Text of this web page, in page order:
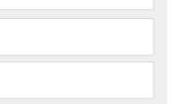
유통업체를 통
어댑터1개 구성. $1,535 /